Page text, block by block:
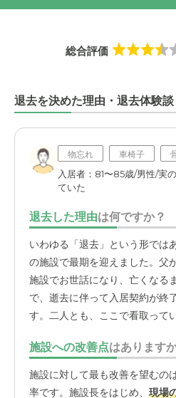
総合評価
退去を決めた理由・退去体験談
物忘れ 車椅子
入居者：81〜85歳/男性/実
ていた
退去した理由は何ですか？
いわゆる「退去」という形では
の施設で最期を迎えました。父
施設でお世話になり、亡くなる
で、逝去に伴って入居契約が終
す。二人とも、ここで看取って
施設への改善点はあります
施設に対して最も改善を望むの
率です。施設長をはじめ、 現場